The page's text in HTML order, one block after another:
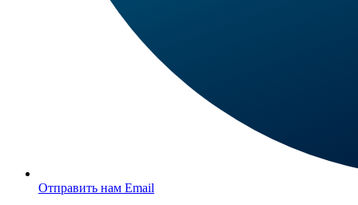
Отправить нам Email